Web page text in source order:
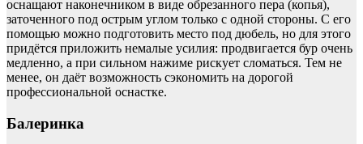
оснащают наконечником в виде обрезанного пера (копья),
заточенного под острым углом только с одной стороны. С его
помощью можно подготовить место под дюбель, но для этого
придётся приложить немалые усилия: продвигается бур очень
медленно, а при сильном нажиме рискует сломаться. Тем не
менее, он даёт возможность сэкономить на дорогой
профессиональной оснастке.
Балеринка